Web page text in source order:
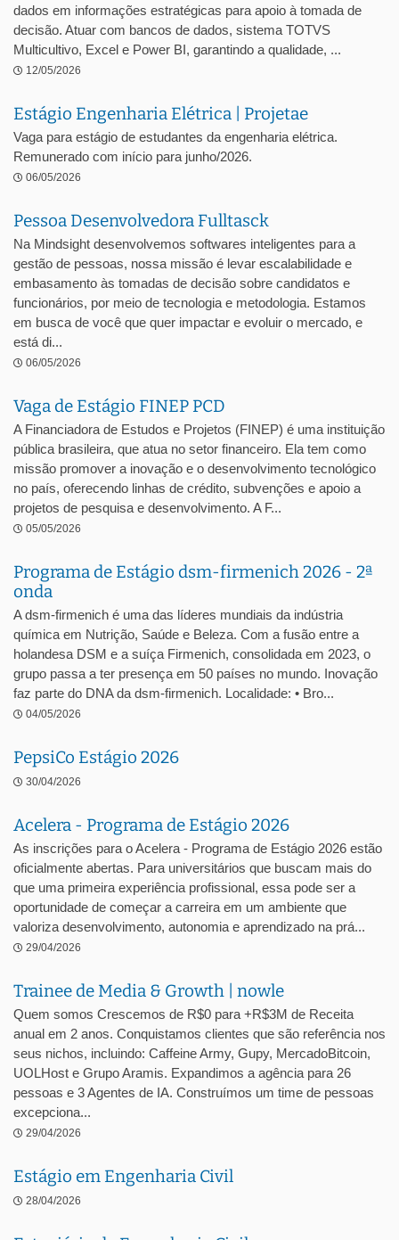
dados em informações estratégicas para apoio à tomada de
decisão. Atuar com bancos de dados, sistema TOTVS
Multicultivo, Excel e Power BI, garantindo a qualidade, ...
12/05/2026
Estágio Engenharia Elétrica | Projetae
Vaga para estágio de estudantes da engenharia elétrica.
Remunerado com início para junho/2026.
06/05/2026
Pessoa Desenvolvedora Fulltasck
Na Mindsight desenvolvemos softwares inteligentes para a
gestão de pessoas, nossa missão é levar escalabilidade e
embasamento às tomadas de decisão sobre candidatos e
funcionários, por meio de tecnologia e metodologia. Estamos
em busca de você que quer impactar e evoluir o mercado, e
está di...
06/05/2026
Vaga de Estágio FINEP PCD
A Financiadora de Estudos e Projetos (FINEP) é uma instituição
pública brasileira, que atua no setor financeiro. Ela tem como
missão promover a inovação e o desenvolvimento tecnológico
no país, oferecendo linhas de crédito, subvenções e apoio a
projetos de pesquisa e desenvolvimento. A F...
05/05/2026
Programa de Estágio dsm-firmenich 2026 - 2ª
onda
A dsm-firmenich é uma das líderes mundiais da indústria
química em Nutrição, Saúde e Beleza. Com a fusão entre a
holandesa DSM e a suíça Firmenich, consolidada em 2023, o
grupo passa a ter presença em 50 países no mundo. Inovação
faz parte do DNA da dsm-firmenich. Localidade: • Bro...
04/05/2026
PepsiCo Estágio 2026
30/04/2026
Acelera - Programa de Estágio 2026
As inscrições para o Acelera - Programa de Estágio 2026 estão
oficialmente abertas. Para universitários que buscam mais do
que uma primeira experiência profissional, essa pode ser a
oportunidade de começar a carreira em um ambiente que
valoriza desenvolvimento, autonomia e aprendizado na prá...
29/04/2026
Trainee de Media & Growth | nowle
Quem somos Crescemos de R$0 para +R$3M de Receita
anual em 2 anos. Conquistamos clientes que são referência nos
seus nichos, incluindo: Caffeine Army, Gupy, MercadoBitcoin,
UOLHost e Grupo Aramis. Expandimos a agência para 26
pessoas e 3 Agentes de IA. Construímos um time de pessoas
excepciona...
29/04/2026
Estágio em Engenharia Civil
28/04/2026